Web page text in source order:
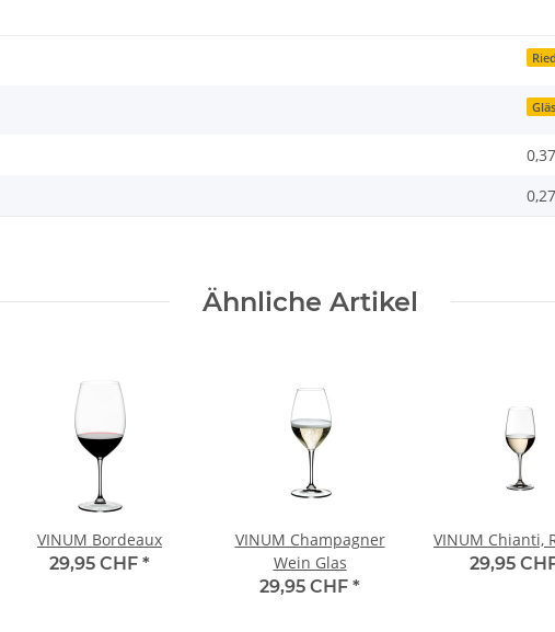
0,27
Ähnliche Artikel
VINUM Bordeaux
29,95 CHF *
VINUM Champagner
Wein Glas
29,95 CHF *
VINUM Chianti,
29,95